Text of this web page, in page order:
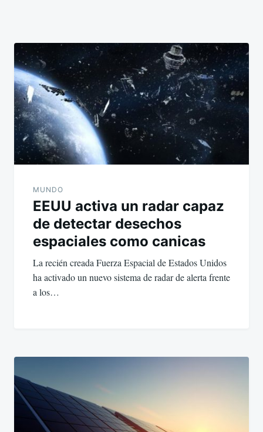
MUNDO
EEUU activa un radar capaz
de detectar desechos
espaciales como canicas
La recién creada Fuerza Espacial de Estados Unidos
ha activado un nuevo sistema de radar de alerta frente
a los…